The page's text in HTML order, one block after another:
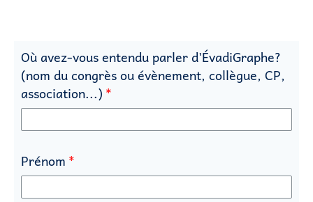
Où avez-vous entendu parler d'ÉvadiGraphe?
(nom du congrès ou évènement, collègue, CP,
association...)
Prénom